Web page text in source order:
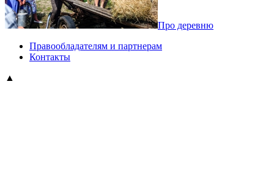
Про деревню
Правообладателям и партнерам
Контакты
▲